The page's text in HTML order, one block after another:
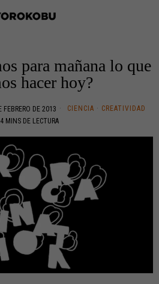
para mañana lo que
hacer hoy?
FEBRERO DE 2013 CIENCIA · CREATIVIDAD
4 MINS DE LECTURA